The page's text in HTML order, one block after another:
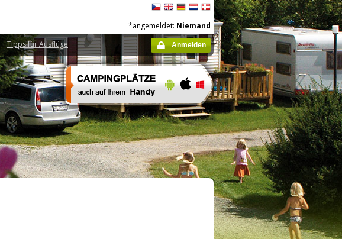
Tipps für Ausflüge
*angemeldet: Niemand
Anmelden